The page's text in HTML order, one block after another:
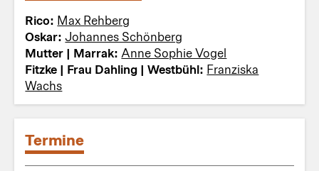
Rico: Max Rehberg
Oskar:Johannes Schönberg
Mutter | Marrak:Anne Sophie Vogel
Fitzke | Frau Dahling | Westbühl: Franziska
Wachs
Termine